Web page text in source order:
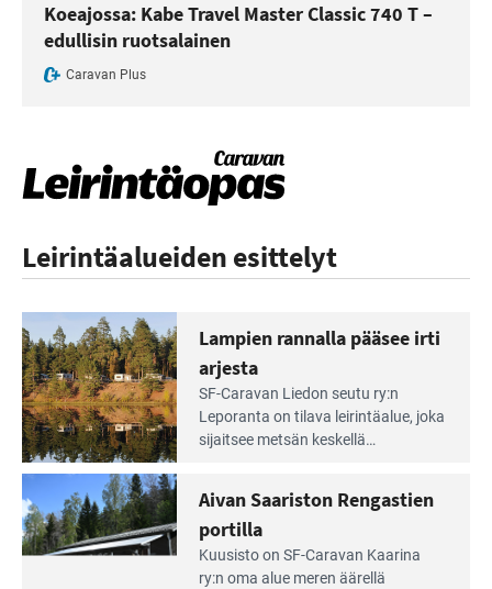
Koeajossa: Kabe Travel Master Classic 740 T –
edullisin ruotsalainen
Caravan Plus
Leirintäalueiden esittelyt
Lue
Leirintäoppaan
artikkeli:
Lampien
rannalla
pääsee
irti
arjesta
Lampien rannalla pääsee irti
arjesta
SF-Caravan Liedon seutu ry:n
Leporanta on tilava leirintäalue, joka
sijaitsee metsän kes­kellä
tarjoaa ympäris­töineen kauniit
maisemat ja loistavat virkistäytymis­
mahdollisuudet.
Lue
Aivan Saariston Rengastien
portilla
Kuusisto on SF-Caravan Kaarina
ry:n oma alue meren äärellä